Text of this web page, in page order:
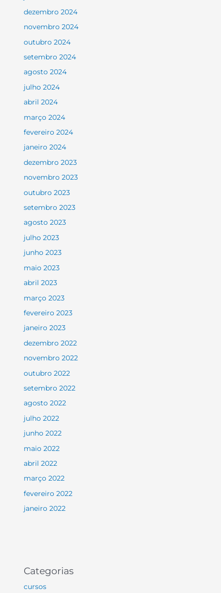
dezembro 2024
novembro 2024
outubro 2024
setembro 2024
agosto 2024
julho 2024
abril 2024
março 2024
fevereiro 2024
janeiro 2024
dezembro 2023
novembro 2023
outubro 2023
setembro 2023
agosto 2023
julho 2023
junho 2023
maio 2023
abril 2023
março 2023
fevereiro 2023
janeiro 2023
dezembro 2022
novembro 2022
outubro 2022
setembro 2022
agosto 2022
julho 2022
junho 2022
maio 2022
abril 2022
março 2022
fevereiro 2022
janeiro 2022
Categorias
cursos